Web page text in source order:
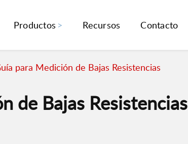
Productos Recursos Contacto
para Medición de Bajas Resistencias
de Bajas Resistencias